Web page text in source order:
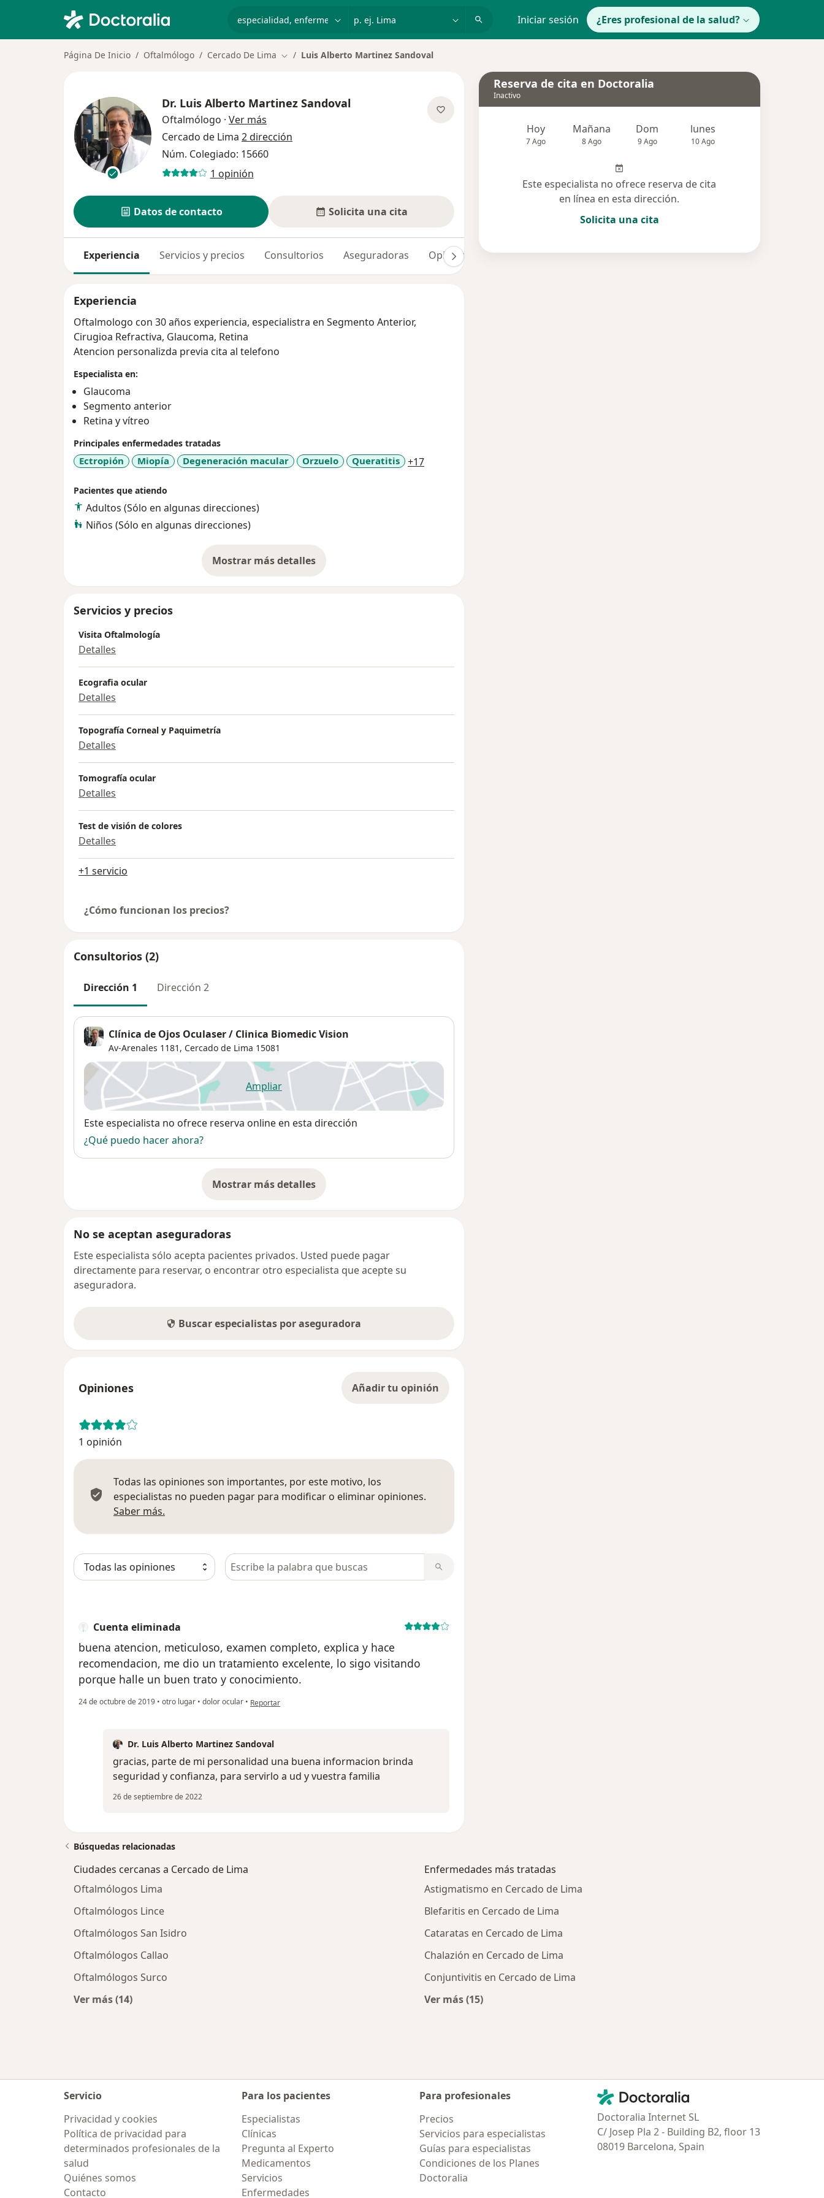
Iniciar sesión ¿Eres profesional de la salud?
Página De Inicio Oftalmólogo Cercado De Lima Cambiar de ciudad
Luis Alberto Martinez Sandoval
Dr. Luis Alberto Martinez Sandoval
Oftalmólogo · Ver más
Cercado de Lima 2 dirección
Núm. Colegiado: 15660
1 opinión
Datos de contacto Solicita una cita
Experiencia Servicios y precios Consultorios Aseguradoras Opiniones (1)
Experiencia
Oftalmologo con 30 años experiencia, especialistra en Segmento Anterior,
Cirugioa Refractiva, Glaucoma, Retina
Atencion personalizda previa cita al telefono
Especialista en:
Glaucoma
Segmento anterior
Retina y vítreo
Principales enfermedades tratadas
Ectropión Miopía Degeneración macular Orzuelo Queratitis +17a11y_sr_more_diseases
Pacientes que atiendo
Adultos (Sólo en algunas direcciones)
Niños (Sólo en algunas direcciones)
Mostrar más detalles
sobre la experiencia
Servicios y precios
Visita Oftalmología
Detalles
Ecografia ocular
Detalles
Topografía Corneal y Paquimetría
Detalles
Tomografía ocular
Detalles
Test de visión de colores
Detalles
+1 servicio
¿Cómo funcionan los precios?
Consultorios (2)
Dirección 1 Dirección 2
Clínica de Ojos Oculaser / Clinica Biomedic Vision
Av-Arenales 1181, Cercado de Lima 15081
Ampliarse abre en una nueva pestaña
Disponibilidad
Este especialista no ofrece reserva online en esta dirección
¿Qué puedo hacer ahora?
Mostrar más detalles
sobre la dirección
No se aceptan aseguradoras
Este especialista sólo acepta pacientes privados. Usted puede pagar
directamente para reservar, o encontrar otro especialista que acepte su
aseguradora.
Buscar especialistas por aseguradora
Opiniones Añadir tu opinión
1 opinión
Todas las opiniones son importantes, por este motivo, los
especialistas no pueden pagar para modificar o eliminar opiniones.
Saber más.
Busca en opiniones
Cuenta eliminada
buena atencion, meticuloso, examen completo, explica y hace
recomendacion, me dio un tratamiento excelente, lo sigo visitando
porque halle un buen trato y conocimiento.
24 de octubre de 2019 • otro lugar • dolor ocular • en opinión del usuario Cuenta eliminada
Reportar
Dr. Luis Alberto Martinez Sandoval
gracias, parte de mi personalidad una buena informacion brinda
seguridad y confianza, para servirlo a ud y vuestra familia
26 de septiembre de 2022
Reserva de cita en Doctoralia
Inactivo
Hoy
7 Ago
Mañana
8 Ago
Dom
9 Ago
lunes
10 Ago
Este especialista no ofrece reserva de cita
en línea en esta dirección.
Solicita una cita
Búsquedas relacionadas
Ciudades cercanas a Cercado de Lima
Oftalmólogos Lima
Oftalmólogos Lince
Oftalmólogos San Isidro
Oftalmólogos Callao
Oftalmólogos Surco
Ver más (14)
Enfermedades más tratadas
Astigmatismo en Cercado de Lima
Blefaritis en Cercado de Lima
Cataratas en Cercado de Lima
Chalazión en Cercado de Lima
Conjuntivitis en Cercado de Lima
Ver más (15)
Servicio
Privacidad y cookies
Política de privacidad para
determinados profesionales de la
salud
Quiénes somos
Contacto
Para los pacientes
Especialistas
Clínicas
Pregunta al Experto
Medicamentos
Servicios
Enfermedades
Para profesionales
Precios
Servicios para especialistas
Guías para especialistas
Condiciones de los Planes
Doctoralia
Contacto
Doctoralia - Página de inicio
Doctoralia Internet SL
C/ Josep Pla 2 - Building B2, floor 13
08019 Barcelona, Spain